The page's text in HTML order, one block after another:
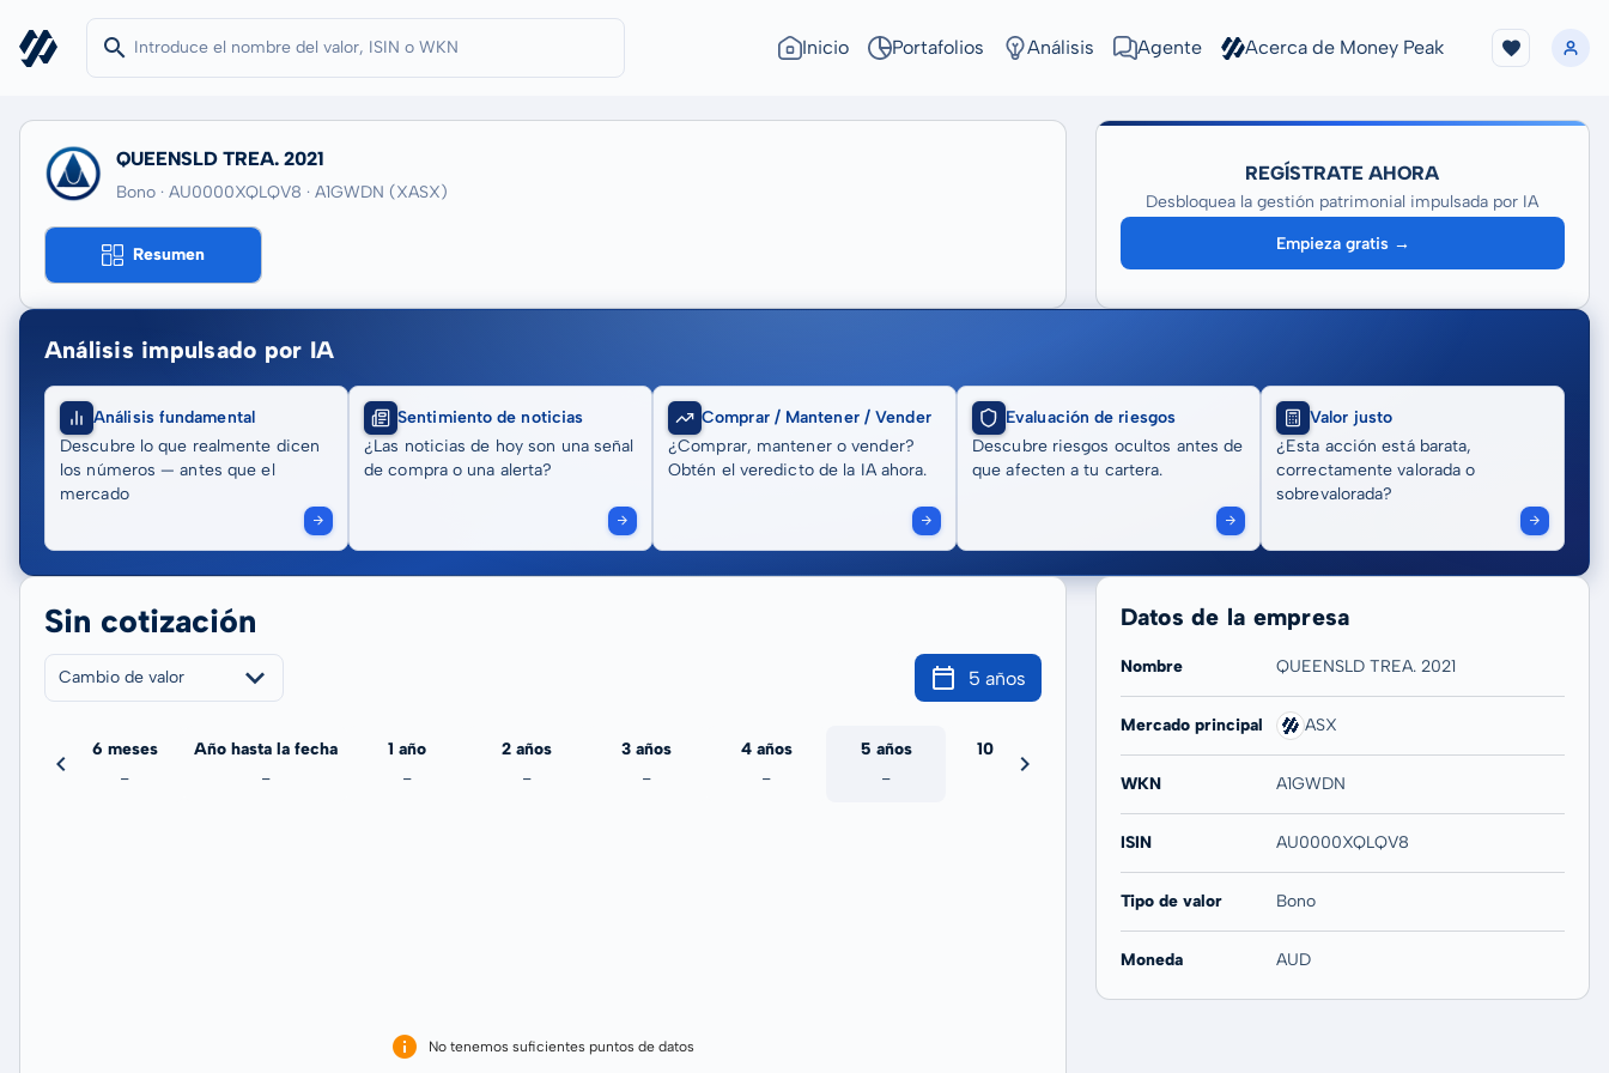
Inicio Portafolios Análisis Agente Acerca de Money Peak
QUEENSLD TREA. 2021
Bono · AU0000XQLQV8 · A1GWDN (XASX)
Resumen
REGÍSTRATE AHORA
Desbloquea la gestión patrimonial impulsada por IA
Empieza gratis →
Análisis impulsado por IA
Análisis fundamental
Descubre lo que realmente dicen
los números — antes que el
mercado
Sentimiento de noticias
¿Las noticias de hoy son una señal
de compra o una alerta?
Comprar / Mantener / Vender
¿Comprar, mantener o vender?
Obtén el veredicto de la IA ahora.
Evaluación de riesgos
Descubre riesgos ocultos antes de
que afecten a tu cartera.
Valor justo
¿Esta acción está barata,
correctamente valorada o
sobrevalorada?
Sin cotización
Cambio de valor 5 años
6 meses
-
Año hasta la fecha
-
1 año
-
2 años
-
3 años
-
4 años
-
5 años
-
10 años
-
No tenemos suficientes puntos de datos
Datos de la empresa
Nombre QUEENSLD TREA. 2021
Mercado principal ASX
WKN A1GWDN
ISIN AU0000XQLQV8
Tipo de valor Bono
Moneda AUD